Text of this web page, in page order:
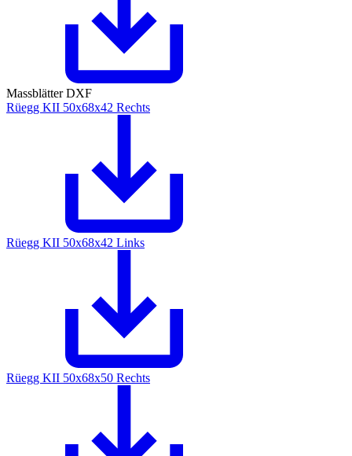
Massblätter DXF
Rüegg KII 50x68x42 Rechts
Rüegg KII 50x68x42 Links
Rüegg KII 50x68x50 Rechts